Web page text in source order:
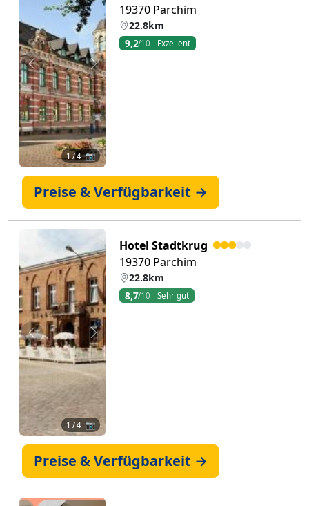
Zurück Weiter
1/ 4 📷
19370 Parchim
22.8km
9,2/10 Exzellent
Preise & Verfügbarkeit →
Zurück Weiter
1 / 4 📷
Hotel Stadtkrug
19370 Parchim
22.8km
8,7/10 Sehr gut
Preise & Verfügbarkeit →